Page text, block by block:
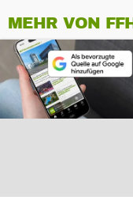
MEHR VON